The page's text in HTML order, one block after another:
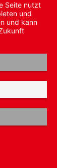
Seite nutzt
und
und kann